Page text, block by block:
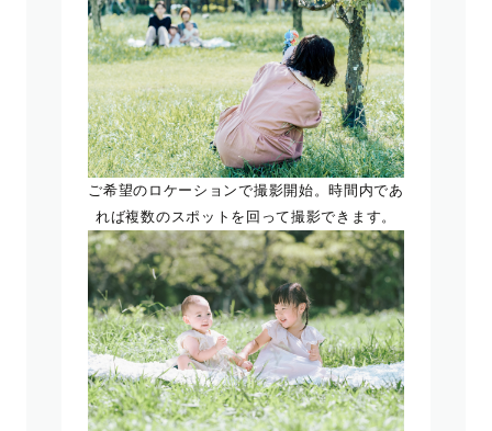
ご希望のロケーションで撮影開始。時間内であ
れば複数のスポットを回って撮影できます。